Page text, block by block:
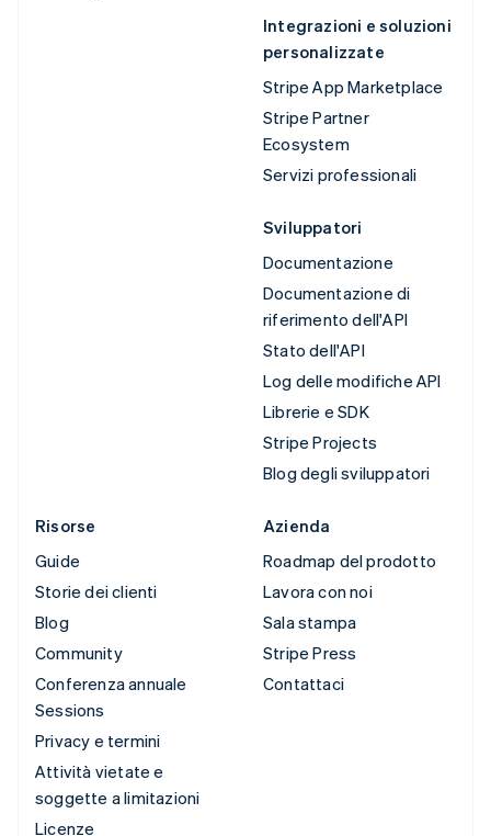
Integrazioni e soluzioni
personalizzate
Stripe App Marketplace
Stripe Partner
Ecosystem
Servizi professionali
Sviluppatori
Documentazione
Documentazione di
riferimento dell'API
Stato dell'API
Log delle modifiche API
Librerie e SDK
Stripe Projects
Blog degli sviluppatori
Risorse
Guide
Storie dei clienti
Blog
Community
Conferenza annuale
Sessions
Privacy e termini
Attività vietate e
soggette a limitazioni
Licenze
Azienda
Roadmap del prodotto
Lavora con noi
Sala stampa
Stripe Press
Contattaci